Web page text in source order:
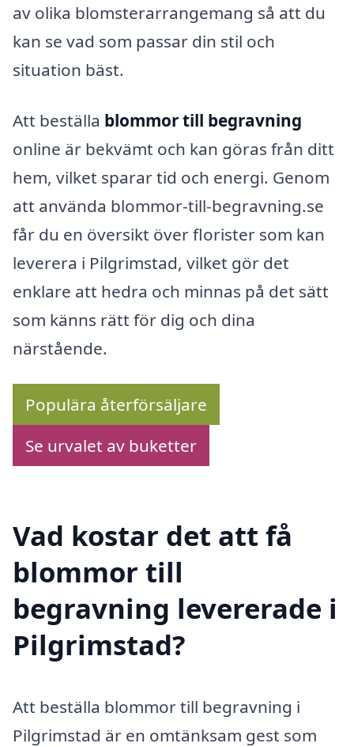
av olika blomsterarrangemang så att du
kan se vad som passar din stil och
situation bäst.
Att beställa blommor till begravning
online är bekvämt och kan göras från ditt
hem, vilket sparar tid och energi. Genom
att använda blommor-till-begravning.se
får du en översikt över florister som kan
leverera i Pilgrimstad, vilket gör det
enklare att hedra och minnas på det sätt
som känns rätt för dig och dina
närstående.
Populära återförsäljare
Se urvalet av buketter
Vad kostar det att få
blommor till
begravning levererade i
Pilgrimstad?
Att beställa blommor till begravning i
Pilgrimstad är en omtänksam gest som